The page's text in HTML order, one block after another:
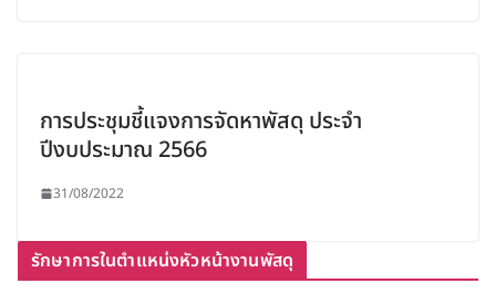
การประชุมชี้แจงการจัดหาพัสดุ ประจำ
ปีงบประมาณ 2566
31/08/2022
รักษาการในตำแหน่งหัวหน้างานพัสดุ